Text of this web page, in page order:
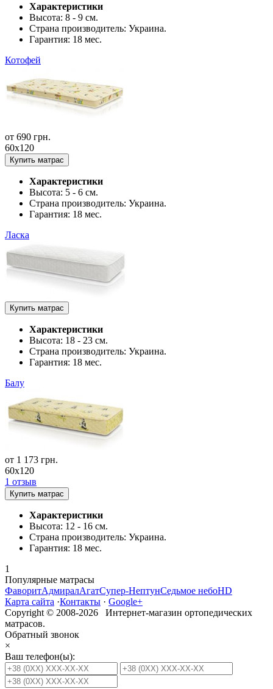
Характеристики
Высота: 8 - 9 см.
Страна производитель: Украина.
Гарантия: 18 мес.
Котофей
от 690 грн.
60x120
Купить матрас
Характеристики
Высота: 5 - 6 см.
Страна производитель: Украина.
Гарантия: 18 мес.
Ласка
Купить матрас
Характеристики
Высота: 18 - 23 см.
Страна производитель: Украина.
Гарантия: 18 мес.
Балу
от 1 173 грн.
60x120
1 отзыв
Купить матрас
Характеристики
Высота: 12 - 16 см.
Страна производитель: Украина.
Гарантия: 18 мес.
1
Популярные матрасы
ФаворитАдмиралАгатСупер-НептунСедьмое небоHD
Карта сайта ·Контакты · Google+
Copyright © 2008-2026 Интернет-магазин ортопедических
матрасов.
Обратный звонок
×
Ваш телефон(ы):